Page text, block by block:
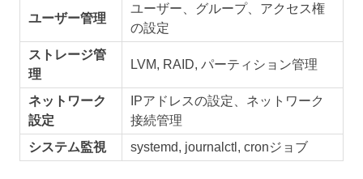
ユーザー管理
ユーザー、グループ、アクセス権
の設定
ストレージ管
理
LVM, RAID, パーティション管理
ネットワーク
設定
IPアドレスの設定、ネットワーク
接続管理
システム監視
systemd, journalctl, cronジョブ